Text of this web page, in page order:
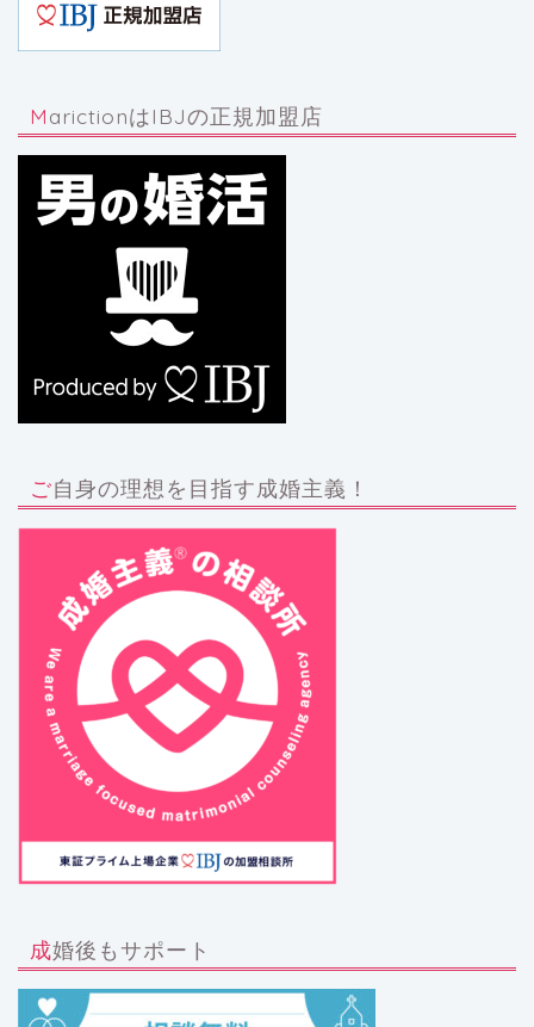
MarictionはIBJの正規加盟店
ご自身の理想を目指す成婚主義！
成婚後もサポート